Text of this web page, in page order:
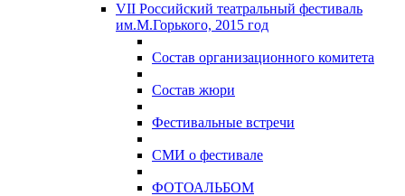
VII Российский театральный фестиваль
им.М.Горького, 2015 год
Состав организационного комитета
Состав жюри
Фестивальные встречи
СМИ о фестивале
ФОТОАЛЬБОМ